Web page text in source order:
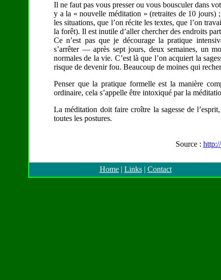
Il ne faut pas vous presser ou vous bousculer dans
y a la « nouvelle méditation » (retraites de 10 jours)
les situations, que l’on récite les textes, que l’on
la forêt). Il est inutile d’aller chercher des endroits
Ce n’est pas que je décourage la pratique
s’arrêter — après sept jours, deux semaines, un
normales de la vie. C’est là que l’on acquiert la
risque de devenir fou. Beaucoup de moines qui
Penser que la pratique formelle est la manière
ordinaire, cela s’appelle être intoxiqué par la
La méditation doit faire croître la sagesse de
toutes les postures.
Source :
Home| Links| Contact